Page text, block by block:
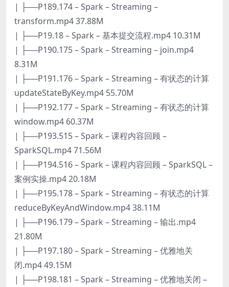
| ├──P189.174 – Spark – Streaming –
transform.mp4 37.88M
| ├──P19.18 – Spark – 基本提交流程.mp4 10.31M
| ├──P190.175 – Spark – Streaming – join.mp4
8.31M
| ├──P191.176 – Spark – Streaming – 有状态的计算
updateStateByKey.mp4 55.70M
| ├──P192.177 – Spark – Streaming – 有状态的计算
window.mp4 60.37M
| ├──P193.515 – Spark – 课程内容回顾 –
SparkSQL.mp4 71.56M
| ├──P194.516 – Spark – 课程内容回顾 – SparkSQL –
案例实操.mp4 20.18M
| ├──P195.178 – Spark – Streaming – 有状态的计算
reduceByKeyAndWindow.mp4 38.11M
| ├──P196.179 – Spark – Streaming – 输出.mp4
21.80M
| ├──P197.180 – Spark – Streaming – 优雅地关
闭.mp4 49.15M
| ├──P198.181 – Spark – Streaming – 优雅地关闭 –